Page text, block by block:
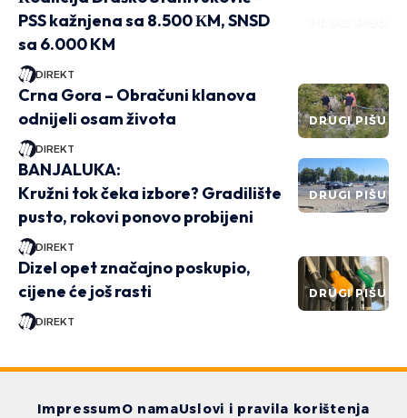
PSS kažnjena sa 8.500 КM, SNSD
sa 6.000 KM
DIREKT
DRUGI PIŠU
Crna Gora – Obračuni klanova
odnijeli osam života
DIREKT
DRUGI PIŠU
BANJALUKA:
Kružni tok čeka izbore? Gradilište
pusto, rokovi ponovo probijeni
DIREKT
DRUGI PIŠU
Dizel opet značajno poskupio,
cijene će još rasti
DIREKT
ImpressumO namaUslovi i pravila korištenja